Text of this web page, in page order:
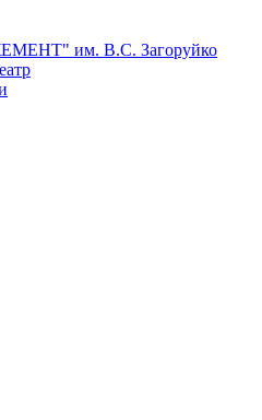
им. В.С. Загоруйко